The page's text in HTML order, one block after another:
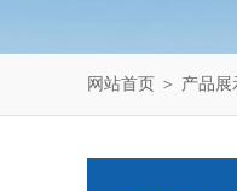
网站首页 ＞ 产品展